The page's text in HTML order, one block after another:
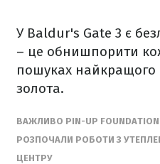
У Baldur's Gate 3 є
– це обнишпорити
пошуках найкращого
золота.
ВАЖЛИВО PIN-UP FOUNDATION
РОЗПОЧАЛИ РОБОТИ З
ЦЕНТРУ